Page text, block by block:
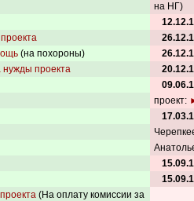
(на похороны)
проекта
(На оплату комиссии за
на НГ)
проект: